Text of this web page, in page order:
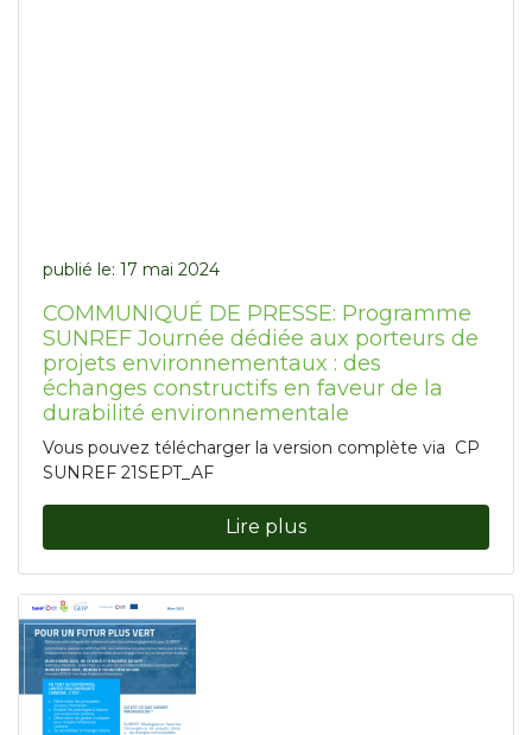
publié le: 17 mai 2024
COMMUNIQUÉ DE PRESSE: Programme
SUNREF Journée dédiée aux porteurs de
projets environnementaux : des
échanges constructifs en faveur de la
durabilité environnementale
Vous pouvez télécharger la version complète via CP
SUNREF 21SEPT_AF
Lire plus